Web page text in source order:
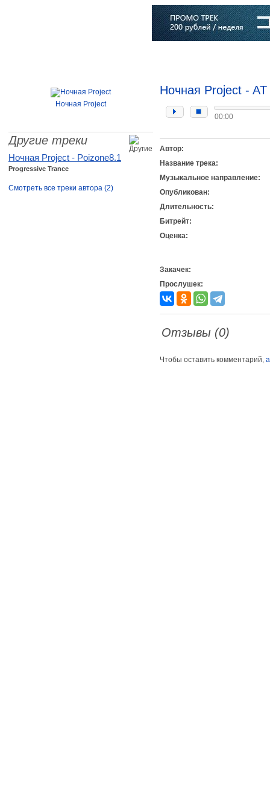
Ночная Project
Другие треки
Ночная Project - Poizone8.1
Progressive Trance
Смотреть все треки автора (2)
Ночная Project -
00:00
Автор:
Название трека:
Музыкальное направление:
Опубликован:
Длительность:
Битрейт:
Оценка:
Закачек:
Прослушек:
Отзывы (0)
Чтобы оставить комментарий,